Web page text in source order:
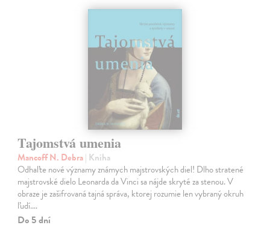
Tajomstvá umenia
Mancoff N. Debra| Kniha
Odhaľte nové významy známych majstrovských diel! Dlho stratené
majstrovské dielo Leonarda da Vinci sa nájde skryté za stenou. V
obraze je zašifrovaná tajná správa, ktorej rozumie len vybraný okruh
ľudí.…
Do 5 dní